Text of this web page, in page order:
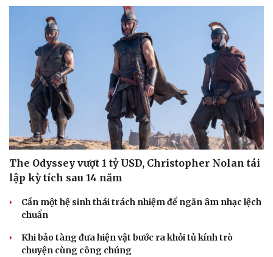
The Odyssey vượt 1 tỷ USD, Christopher Nolan tái
lập kỳ tích sau 14 năm
Cần một hệ sinh thái trách nhiệm để ngăn âm nhạc lệch
chuẩn
Khi bảo tàng đưa hiện vật bước ra khỏi tủ kính trò
chuyện cùng công chúng